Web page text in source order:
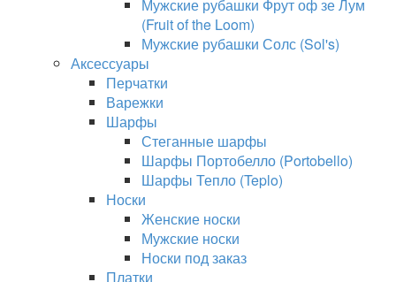
Мужские рубашки Фрут оф зе Лум
(Fruit of the Loom)
Мужские рубашки Солс (Sol's)
Аксессуары
Перчатки
Варежки
Шарфы
Стеганные шарфы
Шарфы Портобелло (Portobello)
Шарфы Тепло (Teplo)
Носки
Женские носки
Мужские носки
Носки под заказ
Платки